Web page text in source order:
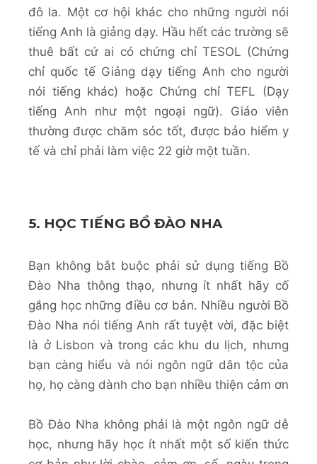
đô la. Một cơ hội khác cho những người nói
tiếng Anh là giảng dạy. Hầu hết các trường sẽ
thuê bất cứ ai có chứng chỉ TESOL (Chứng
chỉ quốc tế Giảng dạy tiếng Anh cho người
nói tiếng khác) hoặc Chứng chỉ TEFL (Dạy
tiếng Anh như một ngoại ngữ). Giáo viên
thường được chăm sóc tốt, được bảo hiểm y
tế và chỉ phải làm việc 22 giờ một tuần.
5. HỌC TIẾNG BỒ ĐÀO NHA
Bạn không bắt buộc phải sử dụng tiếng Bồ
Đào Nha thông thạo, nhưng ít nhất hãy cố
gắng học những điều cơ bản. Nhiều người Bồ
Đào Nha nói tiếng Anh rất tuyệt vời, đặc biệt
là ở Lisbon và trong các khu du lịch, nhưng
bạn càng hiểu và nói ngôn ngữ dân tộc của
họ, họ càng dành cho bạn nhiều thiện cảm ơn
Bồ Đào Nha không phải là một ngôn ngữ dễ
học, nhưng hãy học ít nhất một số kiến ​​thức